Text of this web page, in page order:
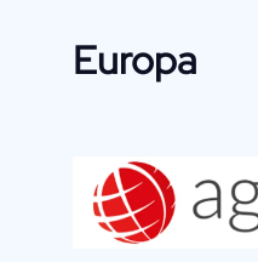
Europa